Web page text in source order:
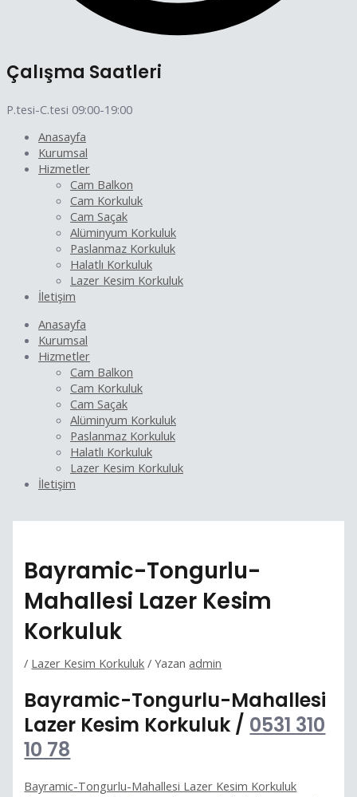
Çalışma Saatleri
P.tesi-C.tesi 09:00-19:00
Anasayfa
Kurumsal
Hizmetler
Cam Balkon
Cam Korkuluk
Cam Saçak
Alüminyum Korkuluk
Paslanmaz Korkuluk
Halatlı Korkuluk
Lazer Kesim Korkuluk
İletişim
Anasayfa
Kurumsal
Hizmetler
Cam Balkon
Cam Korkuluk
Cam Saçak
Alüminyum Korkuluk
Paslanmaz Korkuluk
Halatlı Korkuluk
Lazer Kesim Korkuluk
İletişim
Bayramic-Tongurlu-
Mahallesi Lazer Kesim
Korkuluk
/ Lazer Kesim Korkuluk / Yazan admin
Bayramic-Tongurlu-Mahallesi
Lazer Kesim Korkuluk / 0531 310
10 78
Bayramic-Tongurlu-Mahallesi Lazer Kesim Korkuluk